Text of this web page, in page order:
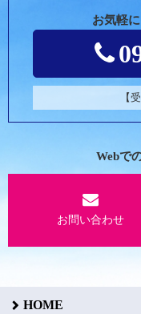
お気軽
【
Webで
お問い合わせ
HOME